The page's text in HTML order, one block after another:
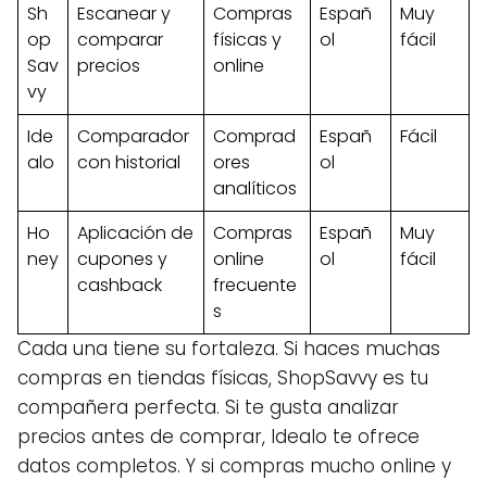
Sh
op
Sav
vy
Escanear y
comparar
precios
Compras
físicas y
online
Españ
ol
Muy
fácil
Ide
alo
Comparador
con historial
Comprad
ores
analíticos
Españ
ol
Fácil
Ho
ney
Aplicación de
cupones y
cashback
Compras
online
frecuente
s
Españ
ol
Muy
fácil
Cada una tiene su fortaleza. Si haces muchas
compras en tiendas físicas, ShopSavvy es tu
compañera perfecta. Si te gusta analizar
precios antes de comprar, Idealo te ofrece
datos completos. Y si compras mucho online y